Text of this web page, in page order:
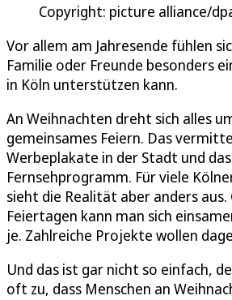
Copyright: picture alliance/
Vor allem am Jahresende fühlen
Familie oder Freunde besonders
in Köln unterstützen kann.
An Weihnachten dreht sich alles
gemeinsames Feiern. Das
Werbeplakate in der Stadt und das
Fernsehprogramm. Für viele
sieht die Realität aber anders aus.
Feiertagen kann man sich
je. Zahlreiche Projekte wollen
Und das ist gar nicht so einfach,
oft zu, dass Menschen an